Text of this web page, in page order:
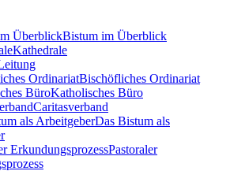
Bistum im Überblick
Kathedrale
Bischöfliches Ordinariat
Katholisches Büro
Caritasverband
Das Bistum als
Pastoraler